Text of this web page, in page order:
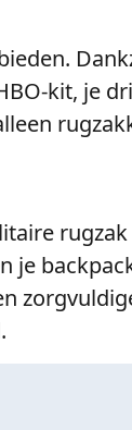
kit, je
je